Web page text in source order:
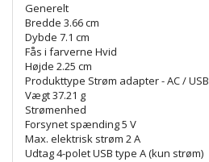
Generelt
Bredde 3.66 cm
Dybde 7.1 cm
Fås i farverne Hvid
Højde 2.25 cm
Produkttype Strøm adapter - AC / USB
Vægt 37.21 g
Strømenhed
Forsynet spænding 5 V
Max. elektrisk strøm 2 A
Udtag 4-polet USB type A (kun strøm)